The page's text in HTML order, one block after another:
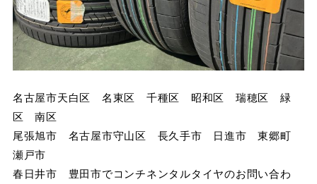
名古屋市天白区 名東区 千種区 昭和区 瑞穂区 緑
区 南区
尾張旭市 名古屋市守山区 長久手市 日進市 東郷町
瀬戸市
春日井市 豊田市でコンチネンタルタイヤのお問い合わ